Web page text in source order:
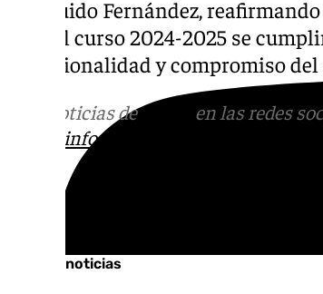
concluido Fernández,
para el curso 2024-2025 se
profesionalidad y compromiso
Más noticias de101TV en las redes
informativos@101tv.es
Últimas noticias